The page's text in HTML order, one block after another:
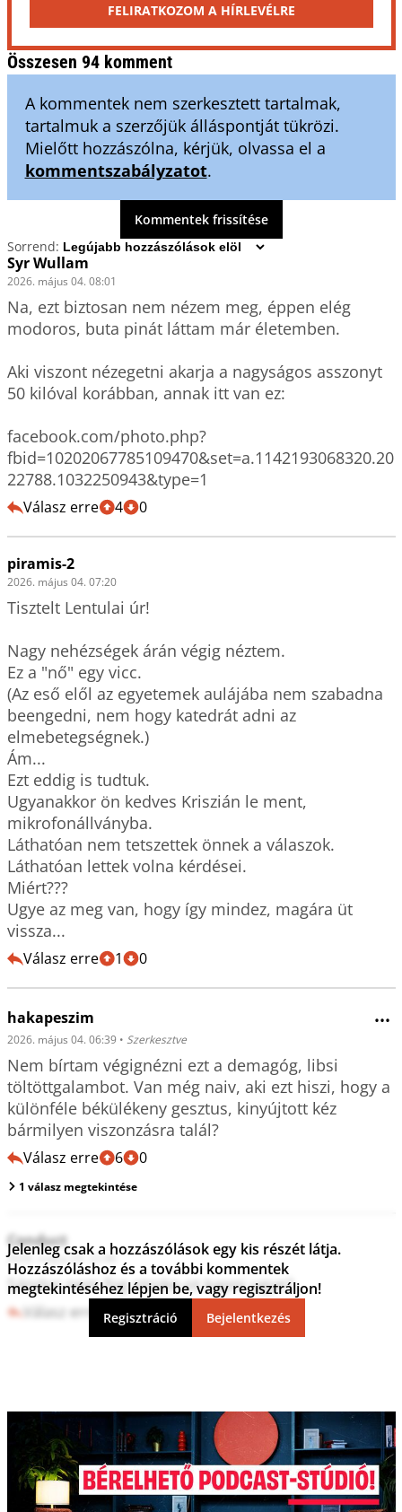
FELIRATKOZOM A HÍRLEVÉLRE
Összesen 94 komment
A kommentek nem szerkesztett tartalmak,
tartalmuk a szerzőjük álláspontját tükrözi.
Mielőtt hozzászólna, kérjük, olvassa el a
kommentszabályzatot.
Kommentek frissítése
Sorrend:
Syr Wullam
2026. május 04. 08:01
Na, ezt biztosan nem nézem meg, éppen elég
modoros, buta pinát láttam már életemben.
Aki viszont nézegetni akarja a nagyságos asszonyt
50 kilóval korábban, annak itt van ez:
facebook.com/photo.php?
fbid=10202067785109470&set=a.1142193068320.20
22788.1032250943&type=1
Válasz erre 4 0
piramis-2
2026. május 04. 07:20
Tisztelt Lentulai úr!
Nagy nehézségek árán végig néztem.
Ez a "nő" egy vicc.
(Az eső elől az egyetemek aulájába nem szabadna
beengedni, nem hogy katedrát adni az
elmebetegségnek.)
Ám...
Ezt eddig is tudtuk.
Ugyanakkor ön kedves Kriszián le ment,
mikrofonállványba.
Láthatóan nem tetszettek önnek a válaszok.
Láthatóan lettek volna kérdései.
Miért???
Ugye az meg van, hogy így mindez, magára üt
vissza...
Válasz erre 1 0
hakapeszim •••
2026. május 04. 06:39 • Szerkesztve
Nem bírtam végignézni ezt a demagóg, libsi
töltöttgalambot. Van még naiv, aki ezt hiszi, hogy a
különféle békülékeny gesztus, kinyújtott kéz
bármilyen viszonzásra talál?
Válasz erre 6 0
1 válasz megtekintése
Conduct
2026. május 03. 22:46
Sándor nem fog stroke-ot kapni ugye?
Válasz erre 0 0
Jelenleg csak a hozzászólások egy kis részét látja.
Hozzászóláshoz és a további kommentek
megtekintéséhez lépjen be, vagy regisztráljon!
Regisztráció Bejelentkezés